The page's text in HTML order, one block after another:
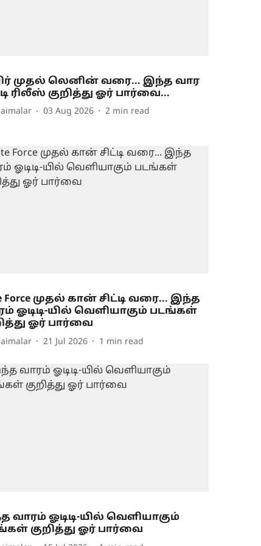
முதல் லெனின் வரை... இந்த வார
ரிலீஸ் குறித்து ஓர் பார்வை...
03 Aug 2026 2 min read
Force முதல் கான் சிட்டி வரை... இந்த
ஓடிடி-யில் வெளியாகும் படங்கள்
ஓர் பார்வை
21 Jul 2026 1 min read
வாரம் ஓடிடி-யில் வெளியாகும்
குறித்து ஓர் பார்வை